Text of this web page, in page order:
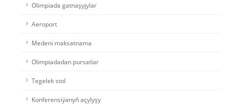
Olimpiada gatnaşyjylar
Aeroport
Medeni maksatnama
Olimpiadadan pursatlar
Tegelek stol
Konferensiýanyň açylyşy